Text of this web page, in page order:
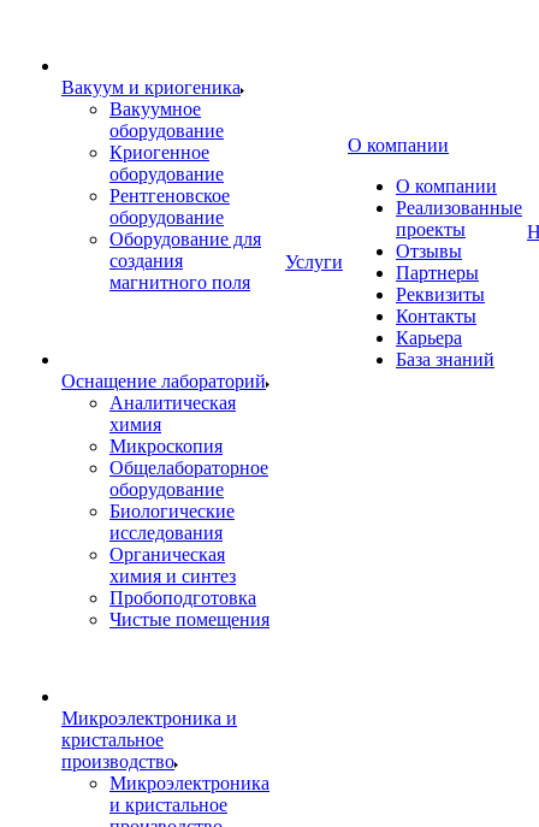
Вакуум и криогеника
Вакуумное
оборудование
Криогенное
оборудование
Рентгеновское
оборудование
Оборудование для
создания
магнитного поля
Оснащение лабораторий
Аналитическая
химия
Микроскопия
Общелабораторное
оборудование
Биологические
исследования
Органическая
химия и синтез
Пробоподготовка
Чистые помещения
Микроэлектроника и
кристальное
производство
Микроэлектроника
и кристальное
Услуги
О компании
О компании
Реализованные
проекты
Отзывы
Партнеры
Реквизиты
Контакты
Карьера
База знаний